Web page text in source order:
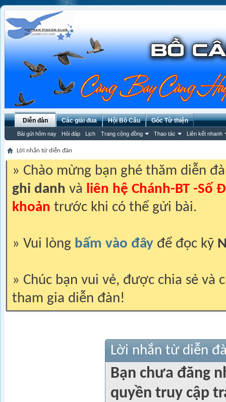
Diễn đàn
Bài gửi hôm nay Hỏi đáp Lịch Trang cộng đồng Thao tác Liên kết nhanh
Các giải đua Hội Bồ Câu Góc Từ thiện
Lời nhắn từ diễn đàn
» Chào mừng bạn ghé thăm diễn
ghi danh và liên hệ Chánh-BT -Số
khoản trước khi có thể gửi bài.
» Vui lòng bấm vào đây để đọc kỹ
» Chúc bạn vui vẻ, được chia sẻ và
tham gia diễn đàn!
Lời nhắn từ diễn
Bạn chưa đăng
quyền truy cập